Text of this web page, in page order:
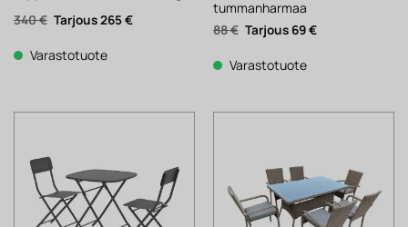
340€ Alkuperäinen
hinta
340 €.
265€Nykyinen
Varastotuote
tummanharmaa
88€ Alkuperäinen
hinta
88 €.
69€Nykyinen
Varastotuote